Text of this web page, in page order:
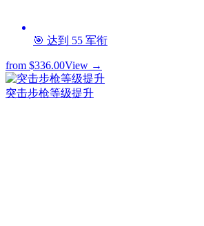
🎯 达到 55 军衔
from $336.00View →
突击步枪等级提升